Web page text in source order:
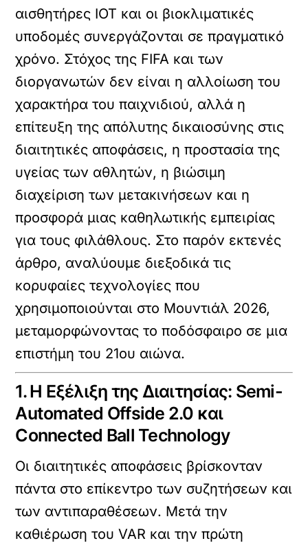
αισθητήρες IOT και οι βιοκλιματικές
υποδομές συνεργάζονται σε πραγματικό
χρόνο. Στόχος της FIFA και των
διοργανωτών δεν είναι η αλλοίωση του
χαρακτήρα του παιχνιδιού, αλλά η
επίτευξη της απόλυτης δικαιοσύνης στις
διαιτητικές αποφάσεις, η προστασία της
υγείας των αθλητών, η βιώσιμη
διαχείριση των μετακινήσεων και η
προσφορά μιας καθηλωτικής εμπειρίας
για τους φιλάθλους. Στο παρόν εκτενές
άρθρο, αναλύουμε διεξοδικά τις
κορυφαίες τεχνολογίες που
χρησιμοποιούνται στο Μουντιάλ 2026,
μεταμορφώνοντας το ποδόσφαιρο σε μια
επιστήμη του 21ου αιώνα.
1. Η Εξέλιξη της Διαιτησίας: Semi-
Automated Offside 2.0 και
Connected Ball Technology
Οι διαιτητικές αποφάσεις βρίσκονταν
πάντα στο επίκεντρο των συζητήσεων και
των αντιπαραθέσεων. Μετά την
καθιέρωση του VAR και την πρώτη